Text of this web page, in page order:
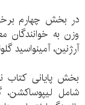
در بخش چهارم
وزن به خوانندگان
آرژنین، آمینواسید
بخش پایانی کتاب
شامل